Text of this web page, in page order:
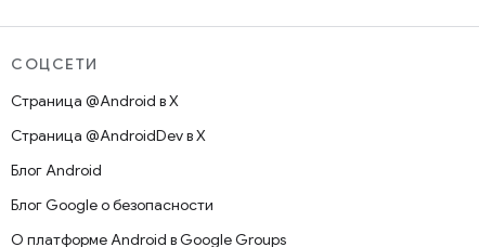
СОЦСЕТИ
Страница @Android в X
Страница @AndroidDev в X
Блог Android
Блог Google о безопасности
О платформе Android в Google Groups